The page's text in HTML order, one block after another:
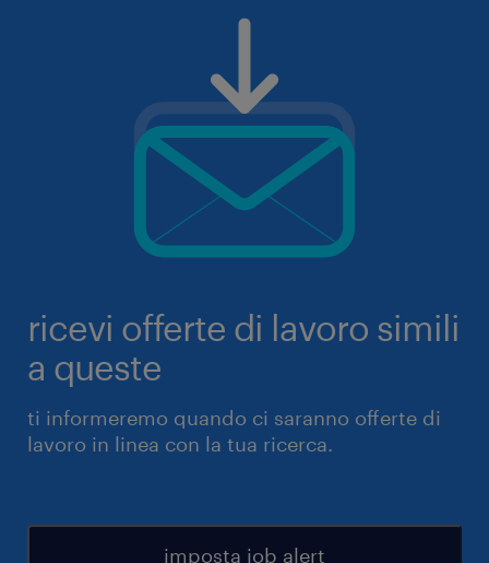
ricevi offerte di lavoro simili
a queste
ti informeremo quando ci saranno offerte di
lavoro in linea con la tua ricerca.
imposta job alert